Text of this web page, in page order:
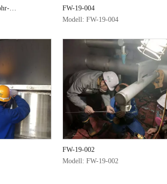
kann.Die Verwendung von Druckbehältern ist sehr
FW-19-004
Modell: FW-19-004
FW-19-002
Modell: FW-19-002